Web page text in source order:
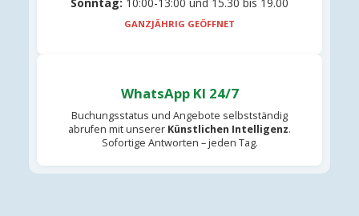
GANZJÄHRIG GEÖFFNET
WhatsApp KI 24/7
Buchungsstatus und Angebote selbstständig
abrufen mit unserer Künstlichen Intelligenz.
Sofortige Antworten – jeden Tag.